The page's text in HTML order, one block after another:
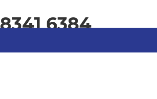
6384